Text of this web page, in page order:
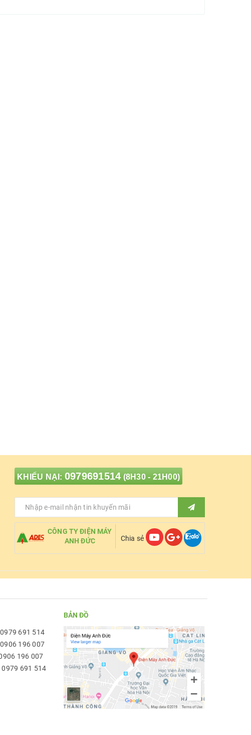
KHIẾU NẠI: 0979691514 (8H30 - 21H00)
CÔNG TY ĐIỆN MÁY
ANH ĐỨC
Chia sẻ
691 514
196 007
196 007
0979 691 514
BẢN ĐỒ